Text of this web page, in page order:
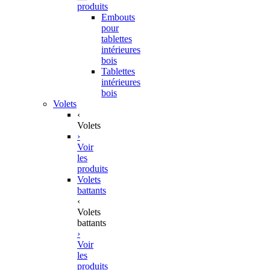
produits
Embouts
pour
tablettes
intérieures
bois
Tablettes
intérieures
bois
Volets
‹
Volets
›
Voir
les
produits
Volets
battants
‹
Volets
battants
›
Voir
les
produits